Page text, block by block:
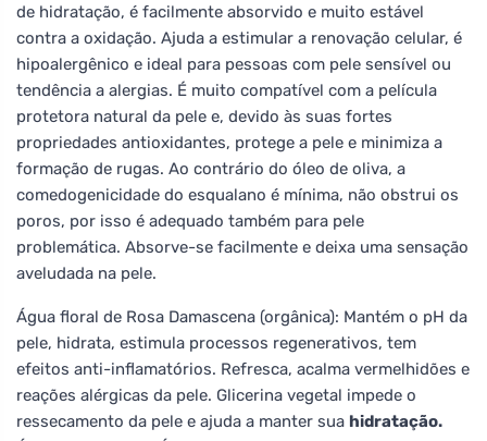
de hidratação, é facilmente absorvido e muito estável
contra a oxidação. Ajuda a estimular a renovação celular, é
hipoalergênico e ideal para pessoas com pele sensível ou
tendência a alergias. É muito compatível com a película
protetora natural da pele e, devido às suas fortes
propriedades antioxidantes, protege a pele e minimiza a
formação de rugas. Ao contrário do óleo de oliva, a
comedogenicidade do esqualano é mínima, não obstrui os
poros, por isso é adequado também para pele
problemática. Absorve-se facilmente e deixa uma sensação
aveludada na pele.
Água floral de Rosa Damascena (orgânica): Mantém o pH da
pele, hidrata, estimula processos regenerativos, tem
efeitos anti-inflamatórios. Refresca, acalma vermelhidões e
reações alérgicas da pele. Glicerina vegetal impede o
ressecamento da pele e ajuda a manter sua hidratação.